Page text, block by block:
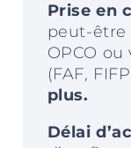
Prise en
peut-être
OPCO
(FAF,
plus.
Délai